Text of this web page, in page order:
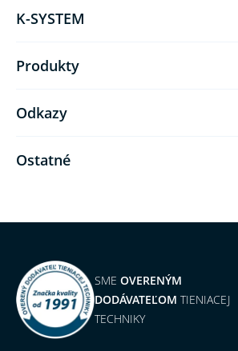
K-SYSTEM
Produkty
Odkazy
Ostatné
SME OVERENÝM
DODÁVATEĽOM TIENIACEJ
TECHNIKY